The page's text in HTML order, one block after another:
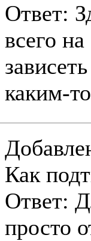
Ответ:
всего
каким-
Как
Ответ:
просто